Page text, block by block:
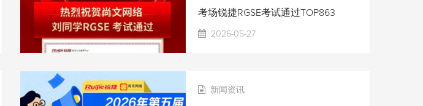
考场锐捷RGSE考试通过TOP863
2026-05-27
新闻资讯